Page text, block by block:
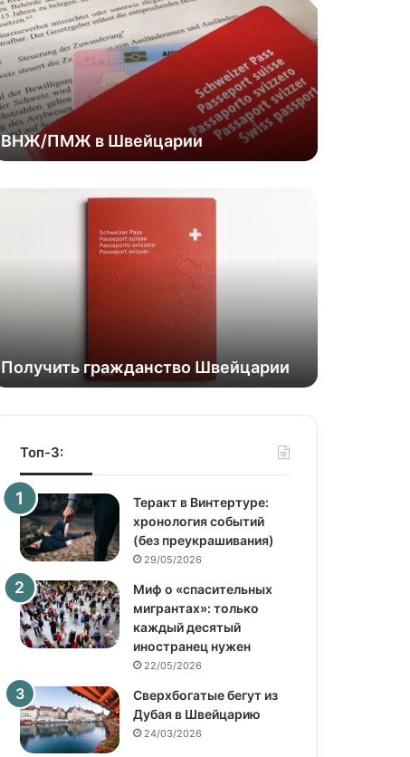
ВНЖ/ПМЖ в Швейцарии
Получить гражданство Швейцарии
Топ-3:
Теракт в Винтертуре:
хронология событий
(без преукрашивания)
29/05/2026
Миф о «спасительных
мигрантах»: только
каждый десятый
иностранец нужен
22/05/2026
Сверхбогатые бегут из
Дубая в Швейцарию
24/03/2026